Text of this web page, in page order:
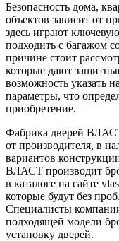
Безопасность дома,
объектов зависит от
здесь играют
подходить с багажом
причине стоит
которые дают
возможность указать
параметры, что
приобретение.
Фабрика дверей
от производителя, в
вариантов
ВЛАСТ производит
в каталоге на сайте
которые будут без
Специалисты
подходящей модели
установку дверей.